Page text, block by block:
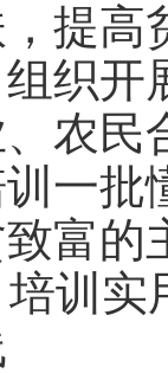
高
织
农
一批
富的
训实